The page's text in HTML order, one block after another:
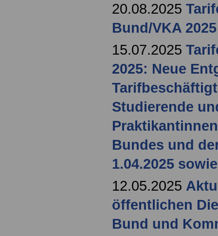
20.08.2025
Bund/VKA 2025
15.07.2025
2025: Neue
Studierende
Bundes und
1.04.2025
12.05.2025
öffentlichen
Bund und